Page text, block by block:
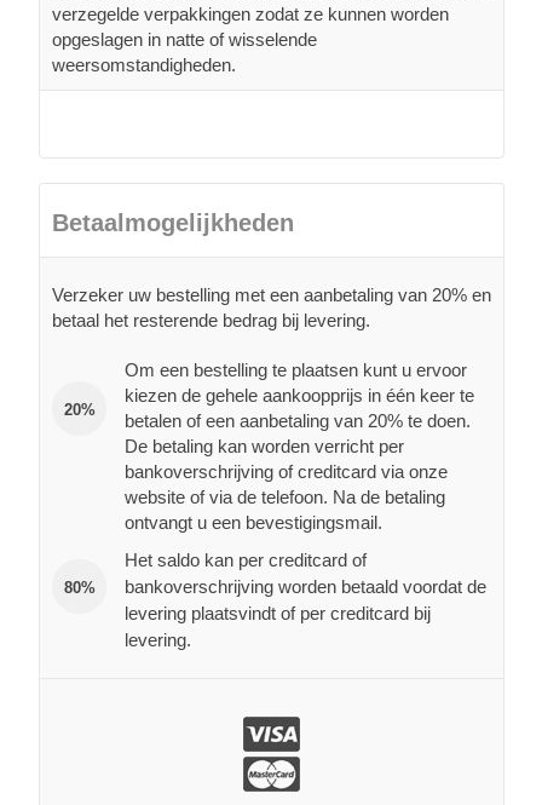
verzegelde verpakkingen zodat ze kunnen worden
opgeslagen in natte of wisselende
weersomstandigheden.
Betaalmogelijkheden
Verzeker uw bestelling met een aanbetaling van 20% en
betaal het resterende bedrag bij levering.
20%
Om een bestelling te plaatsen kunt u ervoor
kiezen de gehele aankoopprijs in één keer te
betalen of een aanbetaling van 20% te doen.
De betaling kan worden verricht per
bankoverschrijving of creditcard via onze
website of via de telefoon. Na de betaling
ontvangt u een bevestigingsmail.
80%
Het saldo kan per creditcard of
bankoverschrijving worden betaald voordat de
levering plaatsvindt of per creditcard bij
levering.